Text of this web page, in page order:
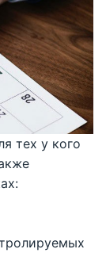
тех у кого